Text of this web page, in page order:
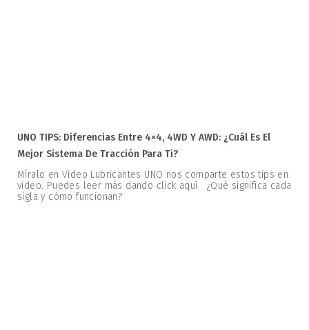
UNO TIPS: Diferencias Entre 4×4, 4WD Y AWD: ¿Cuál Es El
Mejor Sistema De Tracción Para Ti?
Míralo en Video Lubricantes UNO nos comparte estos tips en
video. Puedes leer más dando click aquí ¿Qué significa cada
sigla y cómo funcionan?